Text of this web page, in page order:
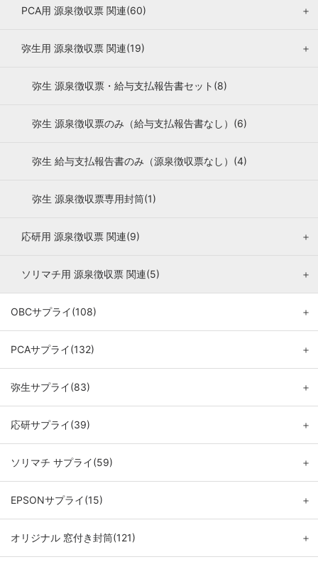
PCA用 源泉徴収票 関連(60) ＋
弥生用 源泉徴収票 関連(19) ＋
弥生 源泉徴収票・給与支払報告書セット(8)
弥生 源泉徴収票のみ（給与支払報告書なし）(6)
弥生 給与支払報告書のみ（源泉徴収票なし）(4)
弥生 源泉徴収票専用封筒(1)
応研用 源泉徴収票 関連(9) ＋
ソリマチ用 源泉徴収票 関連(5) ＋
OBCサプライ(108) ＋
PCAサプライ(132) ＋
弥生サプライ(83) ＋
応研サプライ(39) ＋
ソリマチ サプライ(59) ＋
EPSONサプライ(15) ＋
オリジナル 窓付き封筒(121) ＋